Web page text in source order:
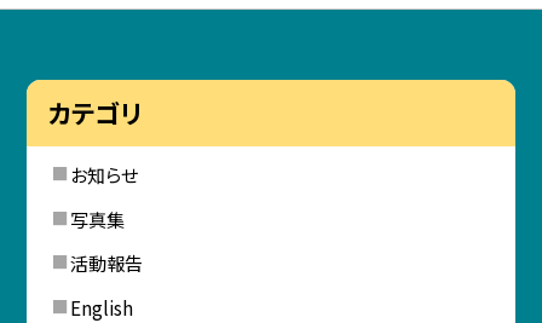
カテゴリ
お知らせ
写真集
活動報告
English